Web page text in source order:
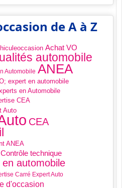
de A à Z
Achat VO
automobile
Automobile ANEA
expert en automobile
en Automobile
CEA
Auto
CEA
ANEA
Contrôle technique
en automobile
Carré Expert Auto
d'occasion